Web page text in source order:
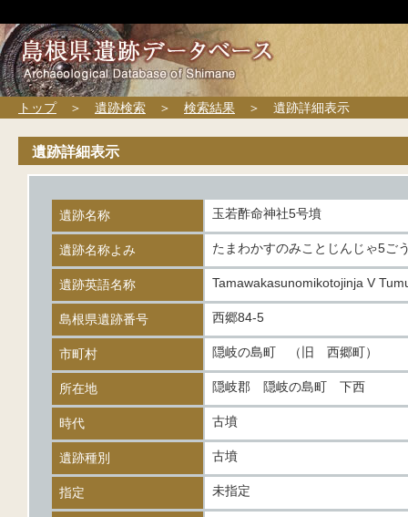
トップ＞ 遺跡検索 ＞ 検索結果 ＞ 遺跡詳細表示
遺跡詳細表示
遺跡名称 玉若酢命神社5号墳
遺跡名称よみ たまわかすのみことじんじゃ5ご
遺跡英語名称 Tamawakasunomikotojinja V
島根県遺跡番号 西郷84-5
市町村 隠岐の島町 （旧 西郷町）
所在地 隠岐郡 隠岐の島町 下西
時代 古墳
遺跡種別 古墳
指定 未指定